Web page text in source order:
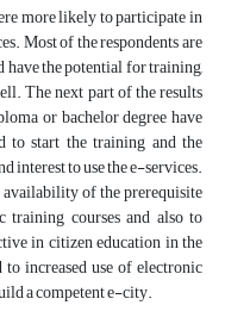
more likely to participate in
Most of the respondents are
have the potential for training,
The next part of the results
or bachelor degree have
to start the training and the
interest to use the e-services.
of the prerequisite
training courses and also to
in citizen education in the
increased use of electronic
a competent e-city.